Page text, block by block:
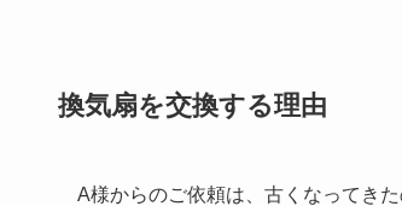
換気扇を交換する理由
A様からのご依頼は、古くなってき